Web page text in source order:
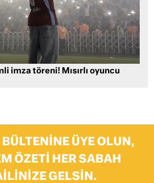
imza töreni! Mısırlı oyuncu
ÜYE OLUN,
ÖZETI HER SABAH
GELSIN.